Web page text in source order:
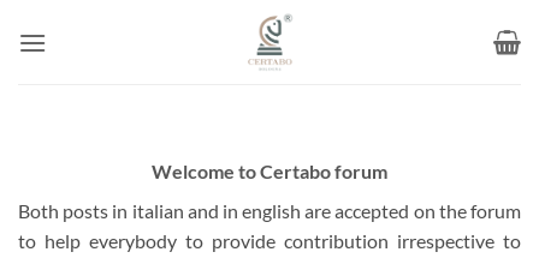
Welcome to Certabo forum
Both posts in italian and in english are accepted on the forum
to help everybody to provide contribution irrespective to